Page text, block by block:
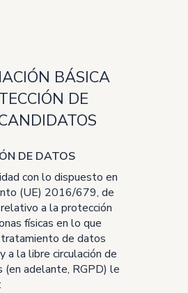
BÁSICA
DE
DE DATOS
con lo dispuesto en
(UE) 2016/679, de
a la protección
físicas en lo que
de datos
a la libre circulación de
adelante, RGPD) le